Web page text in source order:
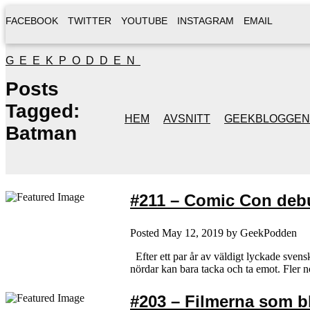
FACEBOOK TWITTER YOUTUBE INSTAGRAM EMAIL
GEEKPODDEN
HEM AVSNITT GEEKBLOGGEN
Posts
Tagged:
Batman
#211 – Comic Con
Posted May 12, 2019 by GeekPodden
Efter ett par år av väldigt lyckade
nördar kan bara tacka och ta emot. Fler
#203 – Filmerna som